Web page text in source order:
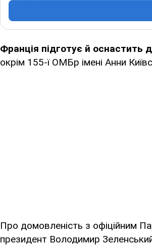
Франція підготує й оснастить
окрім 155-ї ОМБр імені Анни
Про домовленість з офіційним
президент Володимир